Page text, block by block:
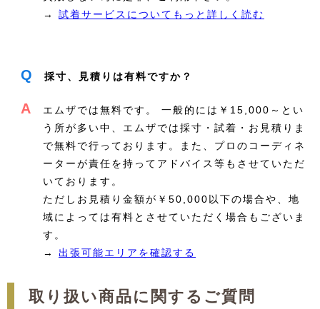
→ 試着サービスについてもっと詳しく読む
Q 採寸、見積りは有料ですか？
A
エムザでは無料です。 一般的には￥15,000～とい
う所が多い中、エムザでは採寸・試着・お見積りま
で無料で行っております。また、プロのコーディネ
ーターが責任を持ってアドバイス等もさせていただ
いております。
ただしお見積り金額が￥50,000以下の場合や、地
域によっては有料とさせていただく場合もございま
す。
→ 出張可能エリアを確認する
取り扱い商品に関するご質問